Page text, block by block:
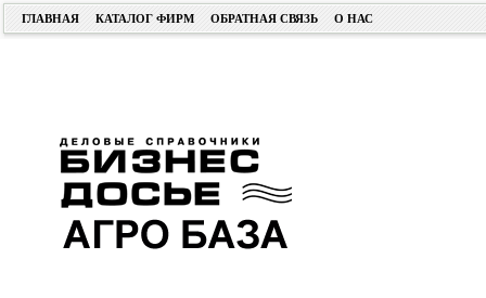
ГЛАВНАЯ КАТАЛОГ ФИРМ ОБРАТНАЯ СВЯЗЬ О НАС